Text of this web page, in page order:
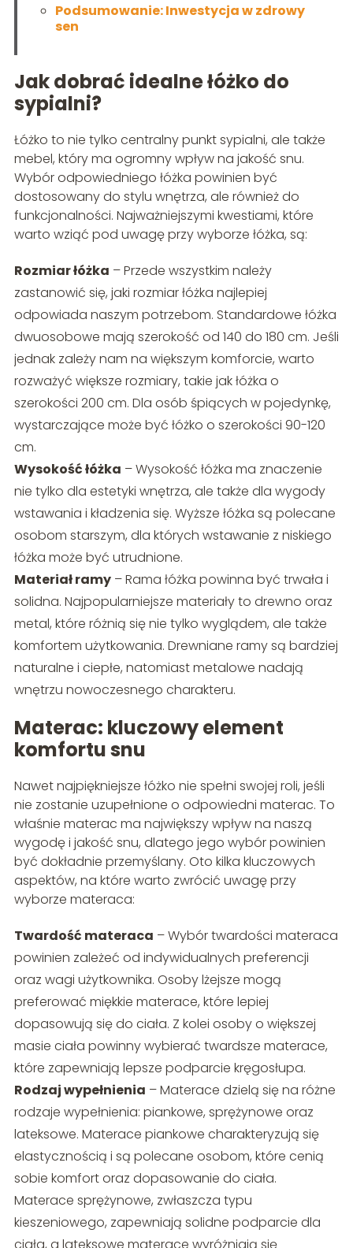
Podsumowanie: Inwestycja w zdrowy
sen
Jak dobrać idealne łóżko do
sypialni?
Łóżko to nie tylko centralny punkt sypialni, ale także
mebel, który ma ogromny wpływ na jakość snu.
Wybór odpowiedniego łóżka powinien być
dostosowany do stylu wnętrza, ale również do
funkcjonalności. Najważniejszymi kwestiami, które
warto wziąć pod uwagę przy wyborze łóżka, są:
Rozmiar łóżka – Przede wszystkim należy
zastanowić się, jaki rozmiar łóżka najlepiej
odpowiada naszym potrzebom. Standardowe łóżka
dwuosobowe mają szerokość od 140 do 180 cm. Jeśli
jednak zależy nam na większym komforcie, warto
rozważyć większe rozmiary, takie jak łóżka o
szerokości 200 cm. Dla osób śpiących w pojedynkę,
wystarczające może być łóżko o szerokości 90-120
cm.
Wysokość łóżka – Wysokość łóżka ma znaczenie
nie tylko dla estetyki wnętrza, ale także dla wygody
wstawania i kładzenia się. Wyższe łóżka są polecane
osobom starszym, dla których wstawanie z niskiego
łóżka może być utrudnione.
Materiał ramy– Rama łóżka powinna być trwała i
solidna. Najpopularniejsze materiały to drewno oraz
metal, które różnią się nie tylko wyglądem, ale także
komfortem użytkowania. Drewniane ramy są bardziej
naturalne i ciepłe, natomiast metalowe nadają
wnętrzu nowoczesnego charakteru.
Materac: kluczowy element
komfortu snu
Nawet najpiękniejsze łóżko nie spełni swojej roli, jeśli
nie zostanie uzupełnione o odpowiedni materac. To
właśnie materac ma największy wpływ na naszą
wygodę i jakość snu, dlatego jego wybór powinien
być dokładnie przemyślany. Oto kilka kluczowych
aspektów, na które warto zwrócić uwagę przy
wyborze materaca:
Twardość materaca – Wybór twardości materaca
powinien zależeć od indywidualnych preferencji
oraz wagi użytkownika. Osoby lżejsze mogą
preferować miękkie materace, które lepiej
dopasowują się do ciała. Z kolei osoby o większej
masie ciała powinny wybierać twardsze materace,
które zapewniają lepsze podparcie kręgosłupa.
Rodzaj wypełnienia – Materace dzielą się na różne
rodzaje wypełnienia: piankowe, sprężynowe oraz
lateksowe. Materace piankowe charakteryzują się
elastycznością i są polecane osobom, które cenią
sobie komfort oraz dopasowanie do ciała.
Materace sprężynowe, zwłaszcza typu
kieszeniowego, zapewniają solidne podparcie dla
ciała, a lateksowe materace wyróżniają się